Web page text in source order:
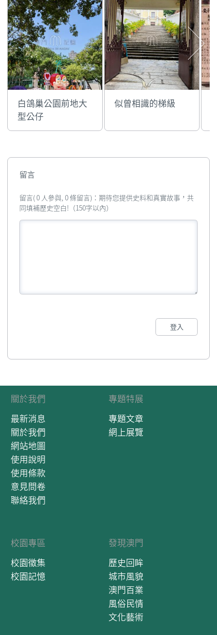
白鴿巢公園前地大
型公仔
似曾相識的梯級
留言
留言( 0 人參與, 0 條留言)：期待您提供史料和真實故事，共
同填補歷史空白!（150字以內）
登入
關於我們
最新消息
關於我們
網站地圖
使用說明
使用條款
意見問卷
聯絡我們
專題特展
專題文章
網上展覽
校園專區
校園徵集
校園記憶
發現澳門
歷史回眸
城市風貌
澳門百業
風俗民情
文化藝術